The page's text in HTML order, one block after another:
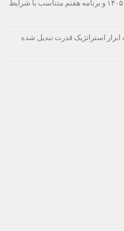
مجلس شورای اسلامی : بودجه ۱۴۰۵ و برنامه هفتم متناسب با شرایط
استراتژیک قدرت تبدیل شده